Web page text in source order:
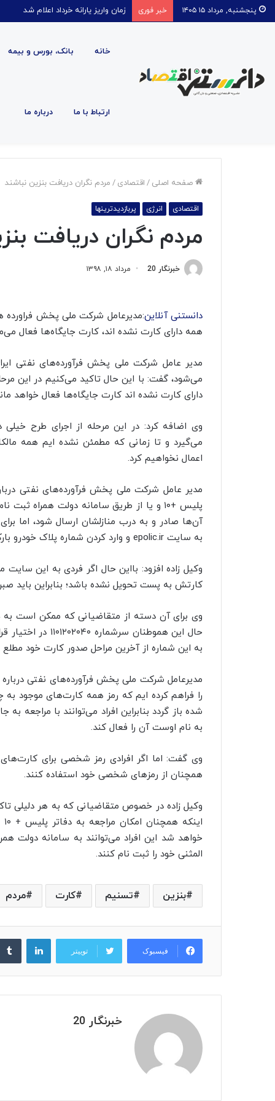
پنجشنبه, مرداد ۱۵ ۱۴۰۵ خبر فوری قیمت روغن دریکسال رکورد زد
خانه بانک، بورس و بیمه
ارتباط با ما درباره ما
صفحه اصلی / اقتصادی / مردم نگران دریافت بنزین نباشند
اقتصادی انرژی پربازدیدترینها
مردم نگران دریافت
خبرنگار 20 مرداد ۱۸, ۱۳۹۸
دانستنی آنلاین:مدیرعامل شرکت ملی پخش فراورده
همه دارای کارت نشده اند، کارت جایگاه‌ها فعال
می‌شود، گفت: با این حال تاکید می‌کنیم در این
دارای کارت نشده اند کارت جایگاه‌ها فعال خواهد
وی اضافه کرد: در این مرحله از اجرای طرح خیلی
می‌گیرد و تا زمانی که مطمئن نشده ایم همه
اعمال نخواهیم کرد.
مدیر عامل شرکت ملی پخش فرآورده‌های نفتی
پلیس +۱۰ و یا از طریق سامانه دولت همراه
آن‌ها صادر و به درب منازلشان ارسال شود، اما
به سایت epolic.ir و وارد کردن شماره پلاک خودرو بارکد پستی کارت سوخت خود را دریافت کنند.
وکیل زاده افزود: بااین حال اگر فردی به این
کارتش به پست تحویل نشده باشد؛ بنابراین باید
وی برای آن دسته از متقاضیانی که ممکن است به
به این شماره از آخرین مراحل صدور کارت خود
مدیرعامل شرکت ملی پخش فرآورده‌های نفتی
را فراهم کرده ایم که رمز همه کارت‌های
شده باز گردد بنابراین افراد می‌توانند با
به نام اوست آن را فعال کند.
وی گفت: اما اگر افرادی رمز شخصی برای کارت‌های
همچنان از رمزهای شخصی خود استفاده کنند.
وکیل زاده در خصوص متقاضیانی که به هر دلیلی
خواهد شد این افراد می‌توانند به سامانه دولت
المثنی خود را ثبت نام کنند.
بنزین تسنیم کارت مردم
فیسبوک توییتر
لینکدین
خبرنگار 20